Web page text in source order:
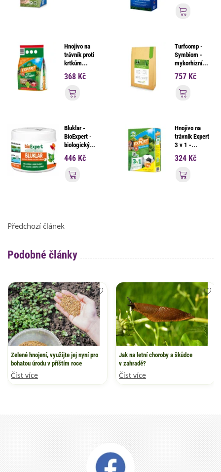
Hnojivo na
trávník proti
krtkům...
368 Kč
Turfcomp -
Symbiom -
mykorhizní...
757 Kč
Bluklar -
BioExpert -
biologický...
446 Kč
Přidat do košíku
Hnojivo na
trávník Expert
3 v 1 -...
324 Kč
Předchozí článek
Podobné články
Zelené hnojení, využijte jej nyní pro
bohatou úrodu v příštím roce
Číst více
Jak na letní choroby a škůdce
v zahradě?
Číst více